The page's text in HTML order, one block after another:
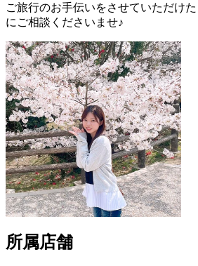
ご旅行のお手伝いをさせていただけ
にご相談くださいませ♪
所属店舗